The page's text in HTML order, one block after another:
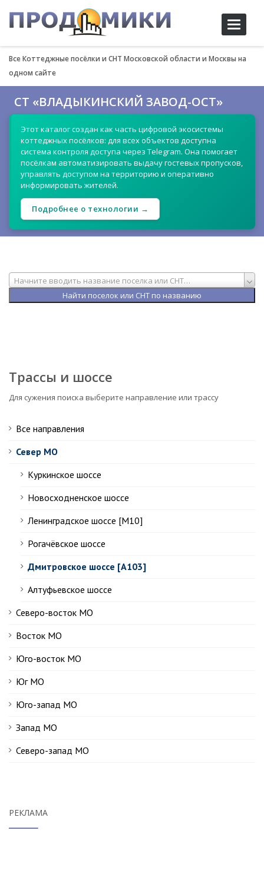
Toggle
Все Коттеджные посёлки и СНТ Московской области и Москвы на
одном сайте
СТ «ВЛАДЫКИНСКИЙ ЗАВОД-ОСТ»
Этот каталог создан как часть цифровой экосистемы
коттеджных посёлков: для всех объектов доступна
система контроля доступа через Telegram. Она помогает
посёлкам автоматизировать выдачу гостевых пропусков,
управлять доступом на территорию и оперативно
информировать жителей.
Подробнее о технологии →
Начните вводить название поселка или СНТ…
Трассы и шоссе
Для сужения поиска выберите направление или трассу
Все направления
Север МО
Куркинское шоссе
Новосходненское шоссе
Ленинградское шоссе [М10]
Рогачёвское шоссе
Дмитровское шоссе [А103]
Алтуфьевское шоссе
Северо-восток МО
Восток МО
Юго-восток МО
Юг МО
Юго-запад МО
Запад МО
Северо-запад МО
РЕКЛАМА